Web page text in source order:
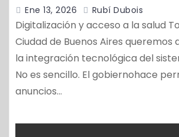
Ene 13, 2026 Rubí Dubois
Digitalización y acceso a la salud
Ciudad de Buenos Aires queremos
la integración tecnológica del
No es sencillo. El gobiernohace
anuncios…